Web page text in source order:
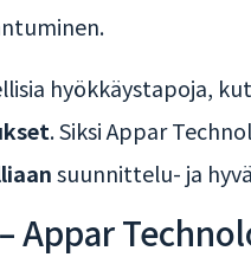
hyökkäystapoja,
. Siksi Appar
suunnittelu- ja
Appar